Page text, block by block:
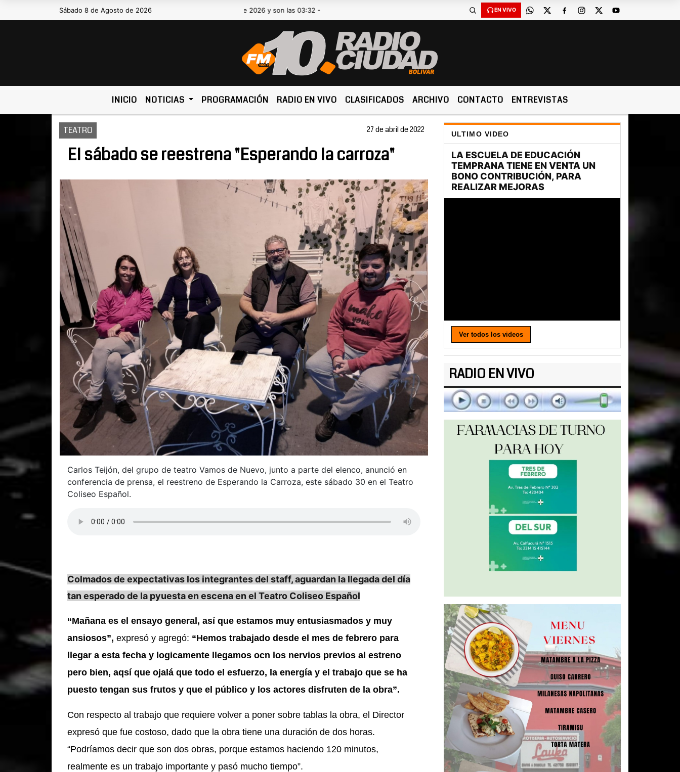
Sábado 8 de Agosto de 2026Hoy es Sábado 8 de Agosto de 2026 y son las 03:32 - EN VIVO
INICIO NOTICIAS PROGRAMACIÓN RADIO EN VIVO CLASIFICADOS ARCHIVO CONTACTO ENTREVISTAS
TEATRO 27 de abril de 2022
El sábado se reestrena "Esperando la carroza"
Carlos Teijón, del grupo de teatro Vamos de Nuevo, junto a parte del elenco, anunció en
conferencia de prensa, el reestreno de Esperando la Carroza, este sábado 30 en el Teatro
Coliseo Español.
Colmados de expectativas los integrantes del staff, aguardan la llegada del día
tan esperado de la pyuesta en escena en el Teatro Coliseo Español
“Mañana es el ensayo general, así que estamos muy entusiasmados y muy
ansiosos”, expresó y agregó: “Hemos trabajado desde el mes de febrero para
llegar a esta fecha y logicamente llegamos ocn los nervios previos al estreno
pero bien, aqsí que ojalá que todo el esfuerzo, la energía y el trabajo que se ha
puesto tengan sus frutos y que el público y los actores disfruten de la obra”.
Con respecto al trabajo que requiere volver a poner sobre tablas la obra, el Director
expresó que fue costoso, dado que la obra tiene una duración de dos horas.
“Podríamos decir que son dos obras, porque estamos haciendo 120 minutos,
realmente es un trabajo importante y pasó mucho tiempo”.
ULTIMO VIDEO
Ver todos los videos
RADIO EN VIVO